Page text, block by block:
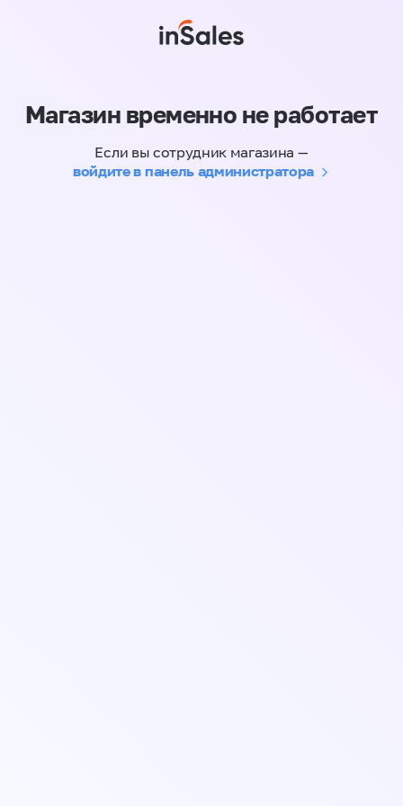
Магазин временно не работает
Если вы сотрудник магазина —
войдите в панель администратора